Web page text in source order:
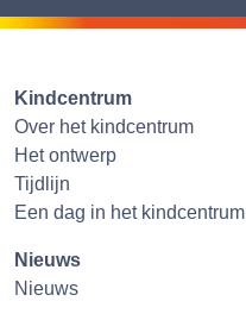
Kindcentrum
Over het kindcentrum
Het ontwerp
Tijdlijn
Een dag in het kindcentrum
Nieuws
Nieuws